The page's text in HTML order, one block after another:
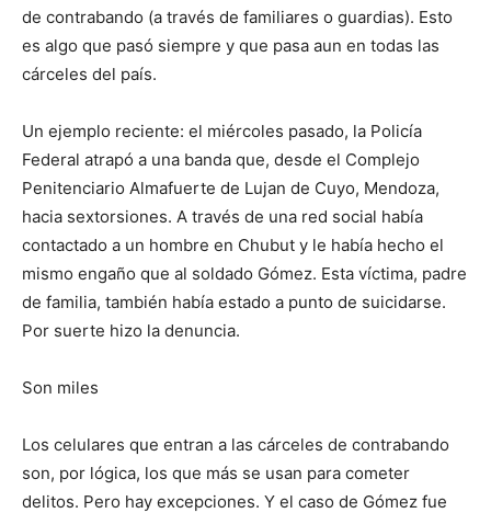
de contrabando (a través de familiares o guardias). Esto
es algo que pasó siempre y que pasa aun en todas las
cárceles del país.
Un ejemplo reciente: el miércoles pasado, la Policía
Federal atrapó a una banda que, desde el Complejo
Penitenciario Almafuerte de Lujan de Cuyo, Mendoza,
hacia sextorsiones. A través de una red social había
contactado a un hombre en Chubut y le había hecho el
mismo engaño que al soldado Gómez. Esta víctima, padre
de familia, también había estado a punto de suicidarse.
Por suerte hizo la denuncia.
Son miles
Los celulares que entran a las cárceles de contrabando
son, por lógica, los que más se usan para cometer
delitos. Pero hay excepciones. Y el caso de Gómez fue